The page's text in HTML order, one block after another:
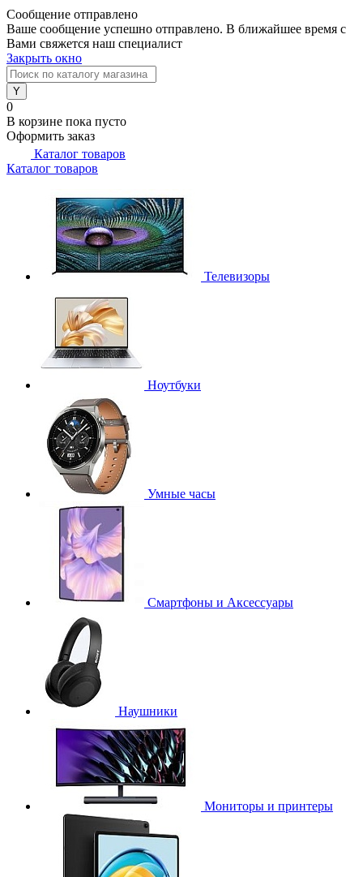
Сообщение отправлено
Ваше сообщение успешно отправлено. В ближайшее время с
Вами свяжется наш специалист
Закрыть окно
0
В корзине пока пусто
Оформить заказ
Каталог товаров
Каталог товаров
Телевизоры
Ноутбуки
Умные часы
Смартфоны и Аксессуары
Наушники
Мониторы и принтеры